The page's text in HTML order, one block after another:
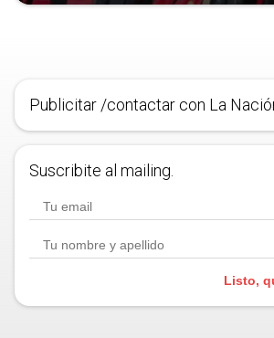
Publicitar /contactar con La
Suscribite al mailing.
Listo,